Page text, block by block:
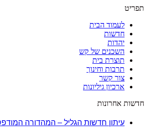
תפריט
לעמוד הבית
חדשות
יהדות
השכנים של קש
תוצרת בית
תרבות וחינוך
צור קשר
ארכיון גיליונות
חדשות אחרונות
עיתון חדשות הגליל – המהדורה המודפסת |